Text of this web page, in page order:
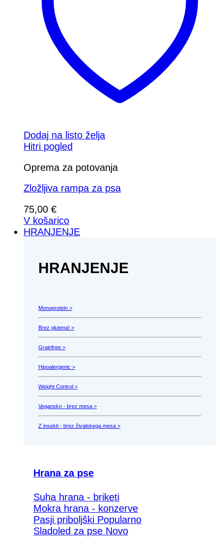
Dodaj na listo želja
Hitri pogled
Oprema za potovanja
Zložljiva rampa za psa
75,00 €
V košarico
HRANJENJE
HRANJENJE
Monoprotein >
Brez glutena! >
Grainfree >
Hipoalergenic >
Weight Control >
Vegansko - brez mesa >
Z insekti - brez živalskega mesa >
Hrana za pse
Suha hrana - briketi
Mokra hrana - konzerve
Pasji priboljški
Sladoled za pse